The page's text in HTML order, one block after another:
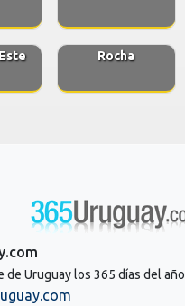
Rocha
de Uruguay los 365 días del año